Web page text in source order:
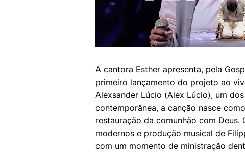
A cantora Esther apresenta, pela
primeiro lançamento do projeto ao
Alexsander Lúcio (Alex Lúcio), um
contemporânea, a canção nasce
restauração da comunhão com
modernos e produção musical de
com um momento de ministração